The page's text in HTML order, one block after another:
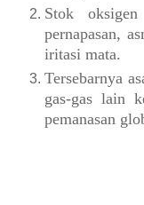
Stok
pernapasan,
iritasi mata.
Tersebarnya
gas-gas lain
pemanasan